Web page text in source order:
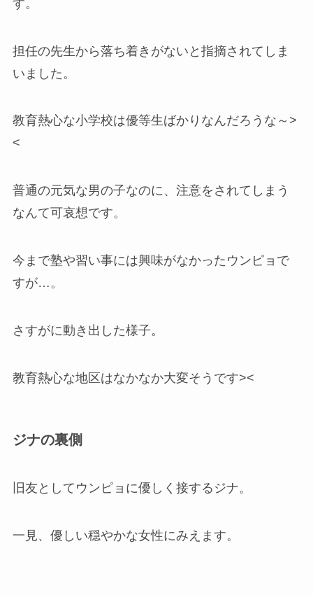
す。
担任の先生から落ち着きがないと指摘されてしま
いました。
教育熱心な小学校は優等生ばかりなんだろうな～>
<
普通の元気な男の子なのに、注意をされてしまう
なんて可哀想です。
今まで塾や習い事には興味がなかったウンピョで
すが…。
さすがに動き出した様子。
教育熱心な地区はなかなか大変そうです><
ジナの裏側
旧友としてウンピョに優しく接するジナ。
一見、優しい穏やかな女性にみえます。